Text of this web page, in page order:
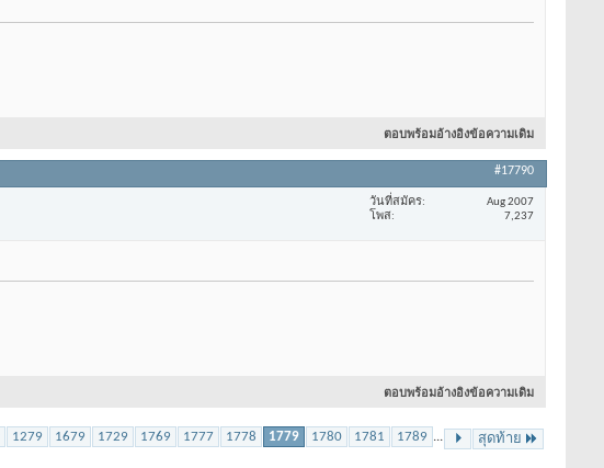
ตอบพร้อมอ้างอิงข้อความเดิม
#17790
วันที่สมัคร
Aug 2007
โพส
7,237
ตอบพร้อมอ้างอิงข้อความเดิม
1279 1679 1729 1769 1777 1778 1779 1780 1781 1789 ... สุดท้าย